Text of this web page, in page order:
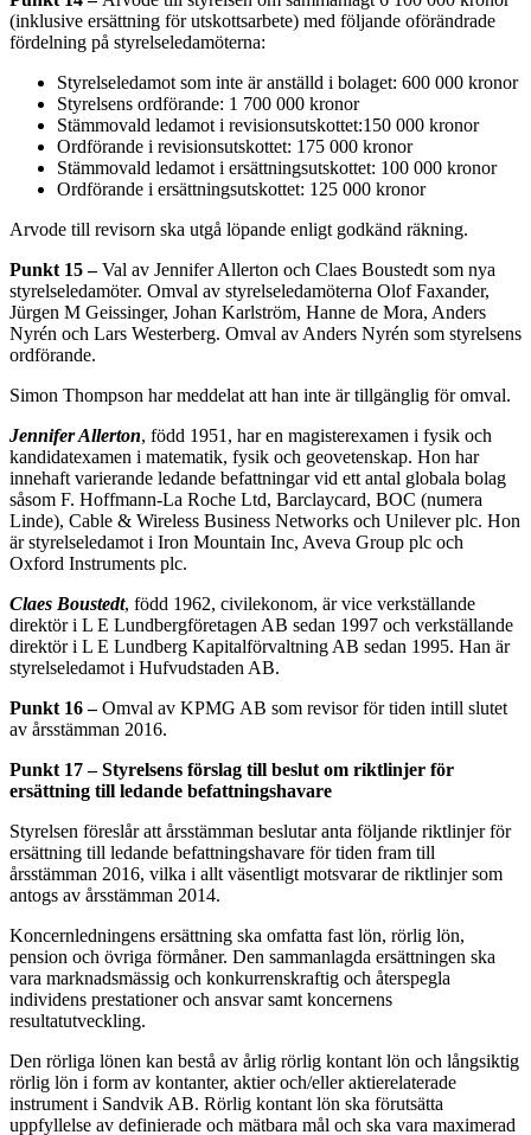
(inklusive ersättning för utskottsarbete) med följande oförändrade
fördelning på styrelseledamöterna:
Styrelseledamot som inte är anställd i bolaget: 600 000 kronor
Styrelsens ordförande: 1 700 000 kronor
Stämmovald ledamot i revisionsutskottet:150 000 kronor
Ordförande i revisionsutskottet: 175 000 kronor
Stämmovald ledamot i ersättningsutskottet: 100 000 kronor
Ordförande i ersättningsutskottet: 125 000 kronor
Arvode till revisorn ska utgå löpande enligt godkänd räkning.
Punkt 15 –Val av Jennifer Allerton och Claes Boustedt som nya
styrelseledamöter. Omval av styrelseledamöterna Olof Faxander,
Jürgen M Geissinger, Johan Karlström, Hanne de Mora, Anders
Nyrén och Lars Westerberg. Omval av Anders Nyrén som styrelsens
ordförande.
Simon Thompson har meddelat att han inte är tillgänglig för omval.
Jennifer Allerton, född 1951, har en magisterexamen i fysik och
kandidatexamen i matematik, fysik och geovetenskap. Hon har
innehaft varierande ledande befattningar vid ett antal globala bolag
såsom F. Hoffmann-La Roche Ltd, Barclaycard, BOC (numera
Linde), Cable & Wireless Business Networks och Unilever plc. Hon
är styrelseledamot i Iron Mountain Inc, Aveva Group plc och
Oxford Instruments plc.
Claes Boustedt, född 1962, civilekonom, är vice verkställande
direktör i L E Lundbergföretagen AB sedan 1997 och verkställande
direktör i L E Lundberg Kapitalförvaltning AB sedan 1995. Han är
styrelseledamot i Hufvudstaden AB.
Punkt 16 –Omval av KPMG AB som revisor för tiden intill slutet
av årsstämman 2016.
Punkt 17 – Styrelsens förslag till beslut om riktlinjer för
ersättning till ledande befattningshavare
Styrelsen föreslår att årsstämman beslutar anta följande riktlinjer för
ersättning till ledande befattningshavare för tiden fram till
årsstämman 2016, vilka i allt väsentligt motsvarar de riktlinjer som
antogs av årsstämman 2014.
Koncernledningens ersättning ska omfatta fast lön, rörlig lön,
pension och övriga förmåner. Den sammanlagda ersättningen ska
vara marknadsmässig och konkurrenskraftig och återspegla
individens prestationer och ansvar samt koncernens
resultatutveckling.
Den rörliga lönen kan bestå av årlig rörlig kontant lön och långsiktig
rörlig lön i form av kontanter, aktier och/eller aktierelaterade
instrument i Sandvik AB. Rörlig kontant lön ska förutsätta
uppfyllelse av definierade och mätbara mål och ska vara maximerad